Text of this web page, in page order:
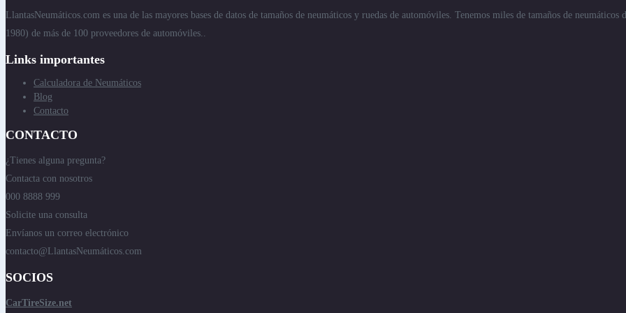
LlantasNeumáticos.com es una de las mayores bases de datos de tamaños de neumáticos y ruedas de automóviles. Tenemos miles de tamaños de
1980) de más de 100 proveedores de automóviles..
Links importantes
Calculadora de Neumáticos
Blog
Contacto
CONTACTO
¿Tienes alguna pregunta?
Contacta con nosotros
000 8888 999
Solicite una consulta
Envíanos un correo electrónico
contacto@LlantasNeumáticos.com
SOCIOS
CarTireSize.net